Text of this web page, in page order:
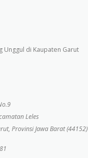
Unggul di Kaupaten Garut
Leles
Provinsi Jawa Barat (44152)